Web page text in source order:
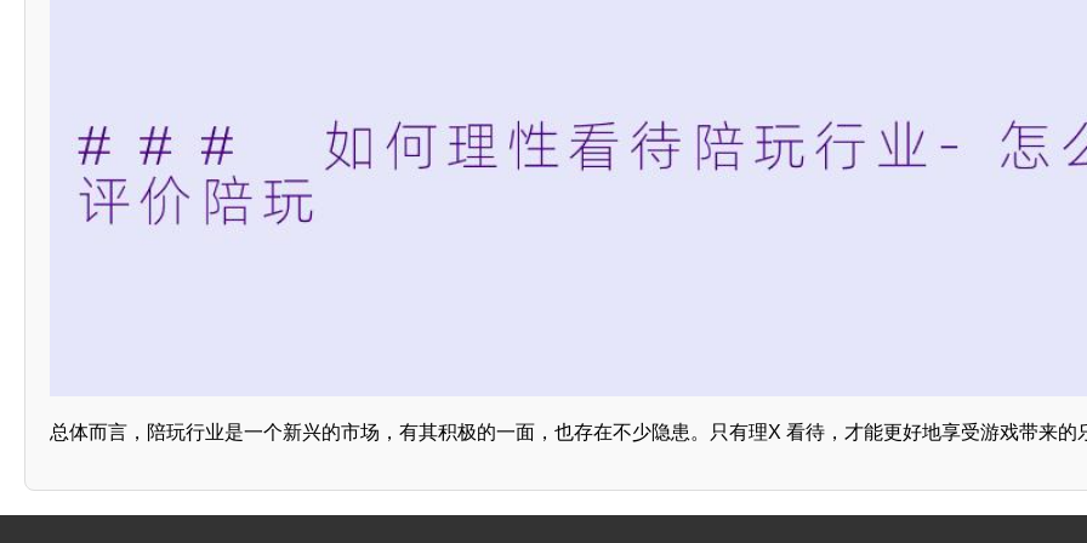
总体而言，陪玩行业是一个新兴的市场，有其积极的一面，也存在不少隐患。只有理X 看待，才能更好地享受游戏带来的